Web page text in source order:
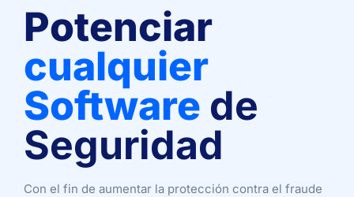
Potenciar
cualquier
Software de
Seguridad
Con el fin de aumentar la protección contra el fraude